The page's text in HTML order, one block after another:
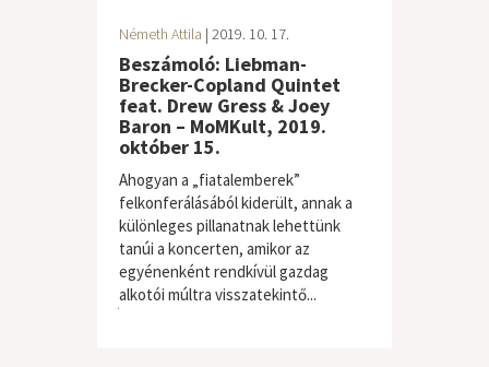
Németh Attila | 2019. 10. 17.
Beszámoló: Liebman-
Brecker-Copland Quintet
feat. Drew Gress & Joey
Baron – MoMKult, 2019.
október 15.
Ahogyan a „fiatalemberek”
felkonferálásából kiderült, annak a
különleges pillanatnak lehettünk
tanúi a koncerten, amikor az
egyénenként rendkívül gazdag
alkotói múltra visszatekintő...
jazz / blues